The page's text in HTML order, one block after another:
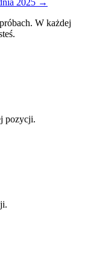
W każdej
pozycji.